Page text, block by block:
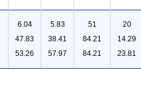
6.04
47.83
53.26
5.83
38.41
57.97
51
84.21
84.21
20
14.29
23.81